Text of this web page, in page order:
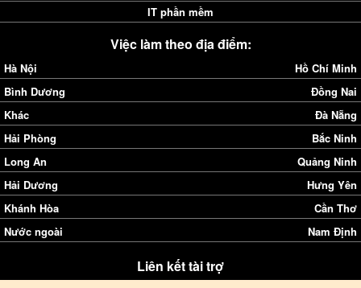
IT phần mềm
Việc làm theo địa điểm:
Hà Nội
Hồ Chí Minh
Bình Dương
Đồng Nai
Khác
Đà Nẵng
Hải Phòng
Bắc Ninh
Long An
Quảng Ninh
Hải Dương
Hưng Yên
Khánh Hòa
Cần Thơ
Nước ngoài
Nam Định
Liên kết tài trợ